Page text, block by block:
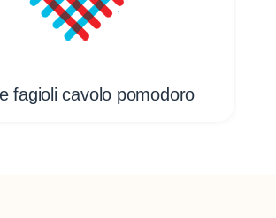
fagioli cavolo pomodoro